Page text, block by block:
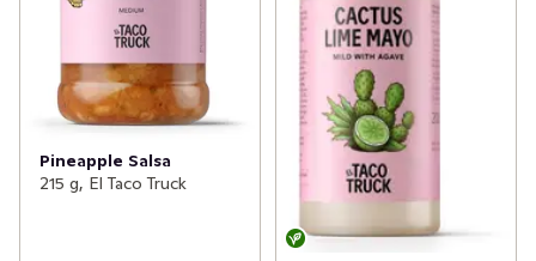
Pineapple Salsa
215 g, El Taco Truck